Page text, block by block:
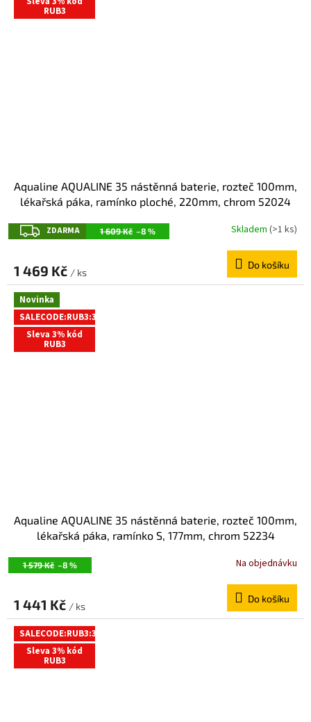
RUB3
Z
A
R
M
A
ZDARMA 1 609 Kč –8 %
Aqualine AQUALINE 35 nástěnná baterie, rozteč 100mm,
lékařská páka, ramínko ploché, 220mm, chrom 52024
Skladem (>1 ks)
1 469 Kč / ks
Do košíku
Novinka
SALECODE:RUB3:3:%
Sleva 3% kód
RUB3
1 579 Kč –8 %
Aqualine AQUALINE 35 nástěnná baterie, rozteč 100mm,
lékařská páka, ramínko S, 177mm, chrom 52234
Na objednávku
1 441 Kč / ks
Do košíku
SALECODE:RUB3:3:%
Sleva 3% kód
RUB3